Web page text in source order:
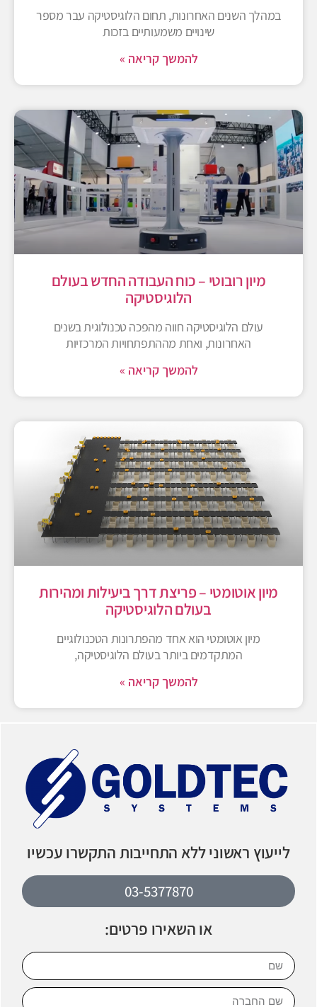
במהלך השנים האחרונות, תחום הלוגיסטיקה עבר מספר
שינויים משמעותיים בזכות
להמשך קריאה »
מיון רובוטי – כוח העבודה החדש בעולם
הלוגיסטיקה
עולם הלוגיסטיקה חווה מהפכה טכנולוגית בשנים
האחרונות, ואחת מההתפתחויות המרכזיות
להמשך קריאה »
מיון אוטומטי – פריצת דרך ביעילות ומהירות
בעולם הלוגיסטיקה
מיון אוטומטי הוא אחד מהפתרונות הטכנולוגיים
המתקדמים ביותר בעולם הלוגיסטיקה,
להמשך קריאה »
לייעוץ ראשוני ללא התחייבות התקשרו עכשיו
03-5377870
או השאירו פרטים: